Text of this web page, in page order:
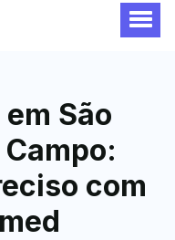
São
com